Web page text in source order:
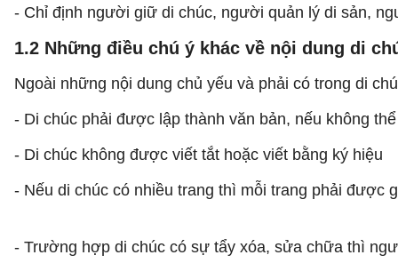
- Chỉ định người giữ di chúc, người quản lý di sản,
1.2 Những điều chú ý khác về nội dung di
Ngoài những nội dung chủ yếu và phải có trong di
- Di chúc phải được lập thành văn bản, nếu không
- Di chúc không được viết tắt hoặc viết bằng ký hiệu
- Nếu di chúc có nhiều trang thì mỗi trang phải
- Trường hợp di chúc có sự tẩy xóa, sửa chữa thì